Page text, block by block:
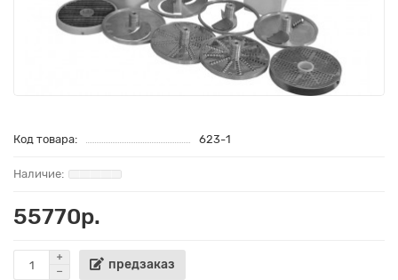
Код товара: 623-1
55770р.
предзаказ